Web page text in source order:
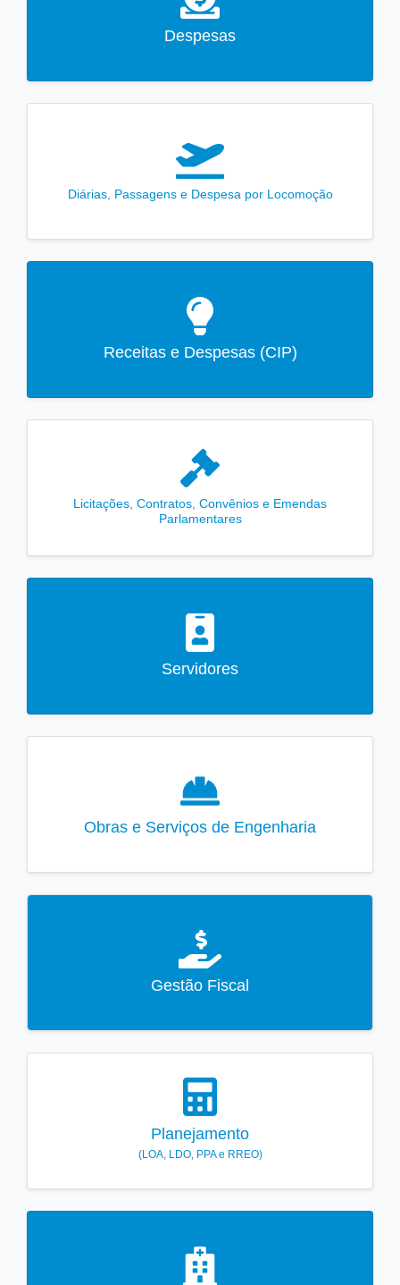
Despesas
Diárias, Passagens e Despesa por Locomoção
Receitas e Despesas (CIP)
Licitações, Contratos, Convênios e Emendas
Parlamentares
Servidores
Obras e Serviços de Engenharia
Gestão Fiscal
Planejamento
(LOA, LDO, PPA e RREO)